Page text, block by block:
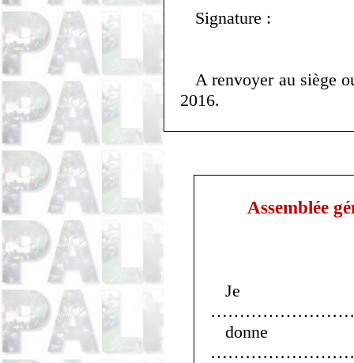
Signature :
A renvoyer au siège
2016.
Assemblée
Je